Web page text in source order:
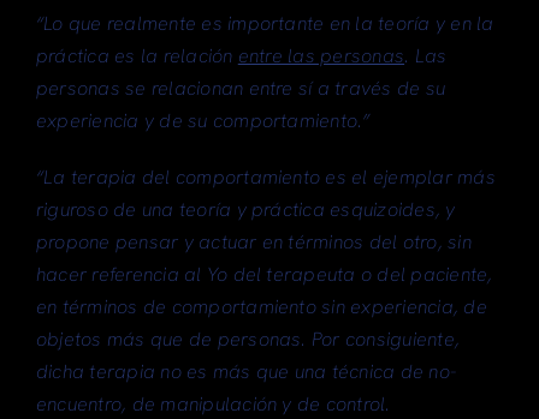
“Lo que realmente es importante en la teoría y en la
práctica es la relación entre las personas. Las
personas se relacionan entre sí a través de su
experiencia y de su comportamiento.”
“La terapia del comportamiento es el ejemplar más
riguroso de una teoría y práctica esquizoides, y
propone pensar y actuar en términos del otro, sin
hacer referencia al Yo del terapeuta o del paciente,
en términos de comportamiento sin experiencia, de
objetos más que de personas. Por consiguiente,
dicha terapia no es más que una técnica de no-
encuentro, de manipulación y de control.